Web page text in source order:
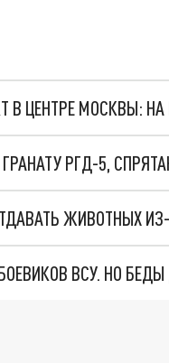
В ЦЕНТРЕ МОСКВЫ:
РГД-5,
ЖИВОТНЫХ
ВСУ. НО